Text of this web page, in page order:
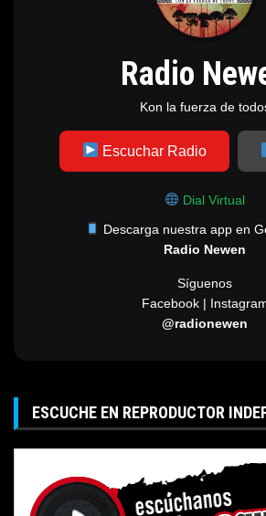
Radio
Kon la fuerza de
Escuchar Radio
Dial Virtual
Descarga nuestra app en
Radio Newen
Síguenos
Facebook |
@radionewen
ESCUCHE EN REPRODUCTOR